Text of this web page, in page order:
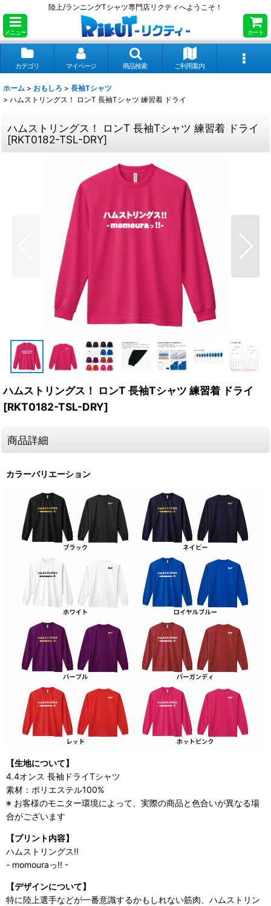
陸上/ランニングTシャツ専門店リクティへようこそ！
メニュー カート
カテゴリ マイページ 商品検索 ご利用案内
ホーム > おもしろ > 長袖Tシャツ
> ハムストリングス！ ロンT 長袖Tシャツ 練習着 ドライ
ハムストリングス！ ロンT 長袖Tシャツ 練習着 ドライ
[RKT0182-TSL-DRY]
ハムストリングス！ ロンT 長袖Tシャツ 練習着 ドライ
[RKT0182-TSL-DRY]
商品詳細
カラーバリエーション
【生地について】
4.4オンス 長袖ドライTシャツ
素材：ポリエステル100%
※ お客様のモニター環境によって、実際の商品と色合いが異なる場
合がございます
【プリント内容】
ハムストリングス!!
- momouraっ!! -
【デザインについて】
特に陸上選手などが一番意識するかもしれない筋肉、ハムストリン